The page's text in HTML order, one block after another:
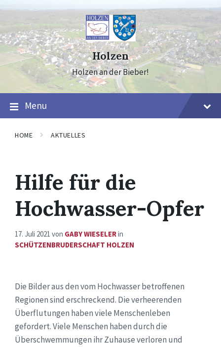
to
content
to
navigation
to
footer
Holzen
Holzen an der Bieber!
Menu
HOME AKTUELLES
Hilfe für die
Hochwasser-Opfer
17. Juli 2021 von GABY WIESELERin
SCHÜTZENBRUDERSCHAFT HOLZEN
Die Bilder aus den vom Hochwasser betroffenen
Regionen sind erschreckend. Die verheerenden
Überflutungen haben viele Menschenleben
gefordert. Viele Menschen haben durch die
Überschwemmungen ihr Zuhause verloren und